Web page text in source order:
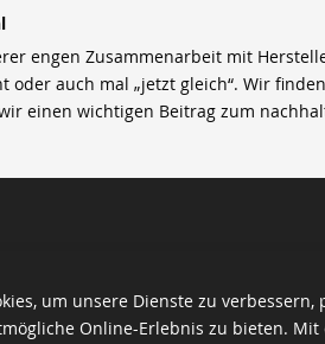
engen Zusammenarbeit mit
auch mal „jetzt gleich“. Wir
einen wichtigen Beitrag zum
um unsere Dienste zu
Online-Erlebnis zu bieten. Mit